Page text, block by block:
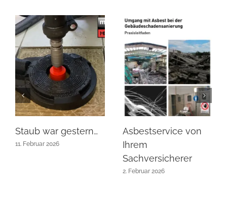
Staub war gestern…
11. Februar 2026
Asbestservice von
Ihrem
Sachversicherer
2. Februar 2026